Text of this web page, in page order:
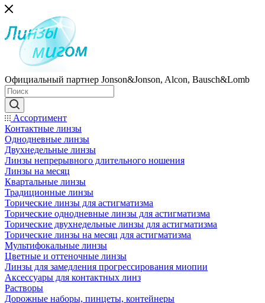
Официальный партнер Jonson&Jonson, Alcon, Bausch&Lomb
Ассортимент
Контактные линзы
Однодневные линзы
Двухнедельные линзы
Линзы непрерывного длительного ношения
Линзы на месяц
Квартальные линзы
Традиционные линзы
Торические линзы для астигматизма
Торические однодневные линзы для астигматизма
Торические двухнедельные линзы для астигматизма
Торические линзы на месяц для астигматизма
Мультифокальные линзы
Цветные и оттеночные линзы
Линзы для замедления прогрессирования миопии
Аксессуары для контактных линз
Растворы
Дорожные наборы, пинцеты, контейнеры